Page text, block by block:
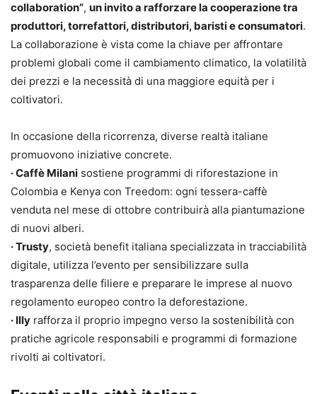
collaboration”, un invito a rafforzare la cooperazione tra
produttori, torrefattori, distributori, baristi e consumatori.
La collaborazione è vista come la chiave per affrontare
problemi globali come il cambiamento climatico, la volatilità
dei prezzi e la necessità di una maggiore equità per i
coltivatori.
In occasione della ricorrenza, diverse realtà italiane
promuovono iniziative concrete.
· Caffè Milani sostiene programmi di riforestazione in
Colombia e Kenya con Treedom: ogni tessera-caffè
venduta nel mese di ottobre contribuirà alla piantumazione
di nuovi alberi.
· Trusty, società benefit italiana specializzata in tracciabilità
digitale, utilizza l’evento per sensibilizzare sulla
trasparenza delle filiere e preparare le imprese al nuovo
regolamento europeo contro la deforestazione.
· Illy rafforza il proprio impegno verso la sostenibilità con
pratiche agricole responsabili e programmi di formazione
rivolti ai coltivatori.